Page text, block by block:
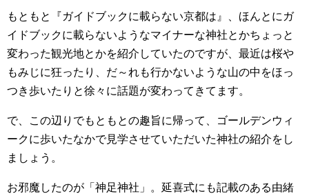
もともと『ガイドブックに載らない京都は』、ほんとにガ
イドブックに載らないようなマイナーな神社とかちょっと
変わった観光地とかを紹介していたのですが、最近は桜や
もみじに狂ったり、だ～れも行かないような山の中をほっ
つき歩いたりと徐々に話題が変わってきてます。
で、この辺りでもともとの趣旨に帰って、ゴールデンウィ
ークに歩いたなかで見学させていただいた神社の紹介をし
ましょう。
お邪魔したのが「神足神社」。延喜式にも記載のある由緒